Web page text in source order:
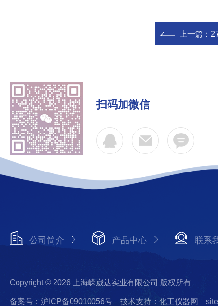
上一篇：
扫码加微信
公司简介 产品中心 联系
Copyright © 2026 上海嵘崴达实业有限公司 版权所有
备案号：沪ICP备09010056号 技术支持：化工仪器网